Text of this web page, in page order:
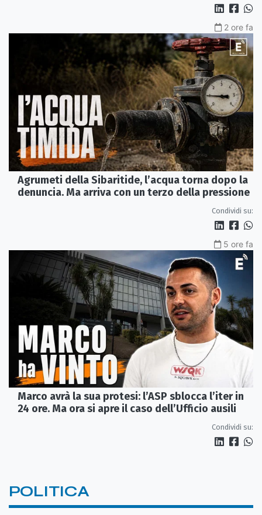
2 ore fa
Agrumeti della Sibaritide, l’acqua torna dopo la
denuncia. Ma arriva con un terzo della pressione
Condividi su:
5 ore fa
Marco avrà la sua protesi: l’ASP sblocca l’iter in
24 ore. Ma ora si apre il caso dell’Ufficio ausili
Condividi su:
POLITICA